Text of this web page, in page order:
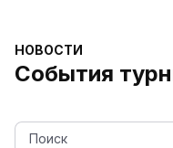
НОВОСТИ
События